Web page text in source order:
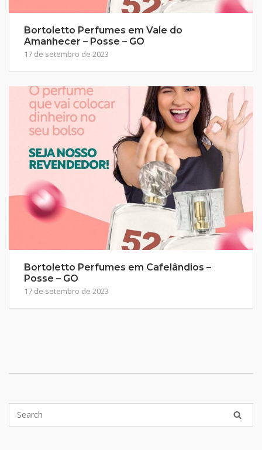
Bortoletto Perfumes em Vale do
Amanhecer – Posse – GO
17 de setembro de 2023
Bortoletto Perfumes em Cafelândios –
Posse – GO
17 de setembro de 2023